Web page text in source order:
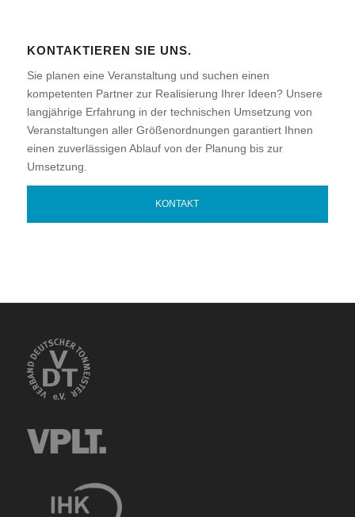
KONTAKTIEREN SIE UNS.
Sie planen eine Veranstaltung und suchen einen
kompetenten Partner zur Realisierung Ihrer Ideen? Unsere
langjährige Erfahrung in der technischen Umsetzung von
Veranstaltungen aller Größenordnungen garantiert Ihnen
einen zuverlässigen Ablauf von der Planung bis zur
Umsetzung.
KONTAKT